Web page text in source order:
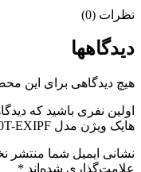
نظرات (0)
دیدگاهها
هیچ دیدگاهی برای این
اولین نفری باشید که
هایک ویژن مدل DS-2CE76D0T-EXIPF”
نشانی ایمیل شما منتشر
علامت‌گذاری شده‌اند *